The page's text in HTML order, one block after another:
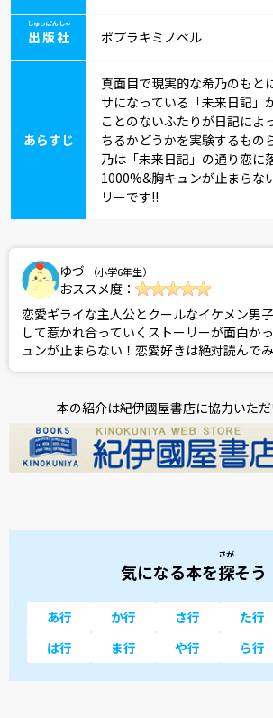
出版社
しゅっぱんしゃ
ポプラキミノベル
あらすじ
真面目で現実的な希乃のもと
サになっている「未来日記」
ことのないふたりが日記によ
ちるかどうかを実験するもの
乃は「未来日記」の通り恋に
1000%&胸キュンが止まらな
リーです!!
ゆづ （小学6年生）
おススメ度：
恋愛ギライな主人公とクールなイケメン男
して惹かれ合っていくストーリーが面白か
ュンが止まらない！恋愛好きは絶対読んで
本の紹介は紀伊國屋書店に協力いただ
気になる本を探
さが
そう
あ行 か行 さ行 た行
は行
ま行 や行 ら行